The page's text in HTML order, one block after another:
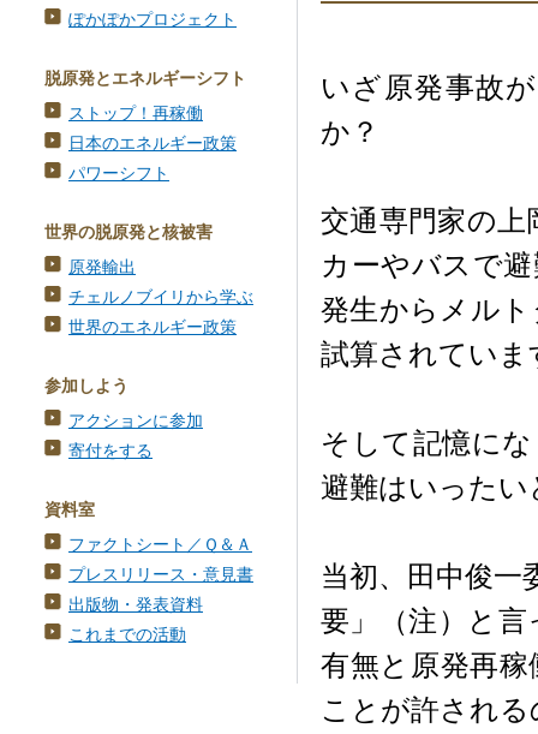
ぽかぽかプロジェクト
脱原発とエネルギーシフト
ストップ！再稼働
日本のエネルギー政策
パワーシフト
世界の脱原発と核被害
原発輸出
チェルノブイリから学ぶ
世界のエネルギー政策
参加しよう
アクションに参加
寄付をする
資料室
ファクトシート／Ｑ＆Ａ
プレスリリース・意見書
出版物・発表資料
これまでの活動
いざ原発事故
か？
交通専門家の上
カーやバスで
発生からメル
試算されていま
そして記憶に
避難はいった
当初、田中俊一
要」（注）と
有無と原発再
ことが許され